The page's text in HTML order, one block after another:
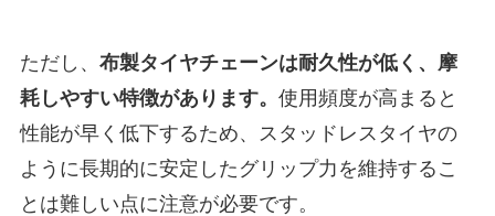
ただし、 布製タイヤチェーンは耐久性が低く、摩
耗しやすい特徴があります。 使用頻度が高まると
性能が早く低下するため、スタッドレスタイヤの
ように長期的に安定したグリップ力を維持するこ
とは難しい点に注意が必要です。